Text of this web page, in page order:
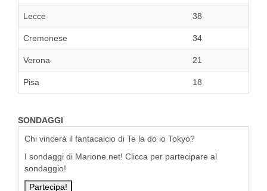
Lecce 38
Cremonese 34
Verona 21
Pisa 18
SONDAGGI
Chi vincerà il fantacalcio di Te la do io Tokyo?
I sondaggi di Marione.net! Clicca per partecipare al
sondaggio!